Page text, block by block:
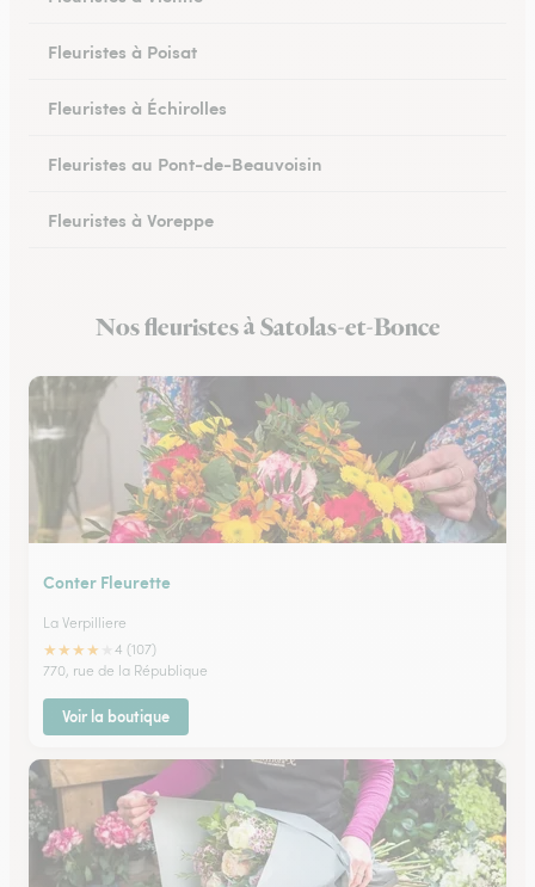
Fleuristes à Poisat
Fleuristes à Échirolles
Fleuristes au Pont-de-Beauvoisin
Fleuristes à Voreppe
Fleuristes à Beaurepaire
Nos fleuristes à Satolas-et-Bonce
Conter Fleurette
La Verpilliere
★★★★
4 (107)
770, rue de la République
Voir la boutique